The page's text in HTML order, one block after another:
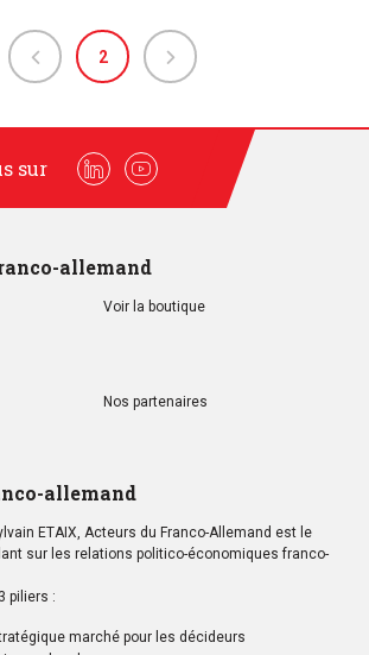
2
sur
LinkedinYoutube
allemand
Voir la boutique
Nos partenaires
allemand
ETAIX, Acteurs du Franco-Allemand est le
sur les relations politico-économiques franco-
piliers :
marché pour les décideurs